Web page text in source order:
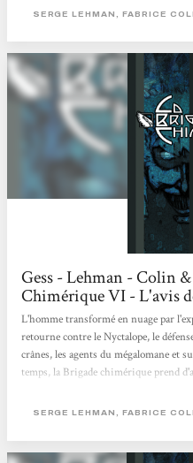
londonien, est le protecteur officiel de
SERGE LEHMAN, FABRICE
Gess - Lehman - Colin
Chimérique VI - L'avis
L'homme transformé en nuage par
retourne contre le Nyctalope, le
crânes, les agents du mégalomane et
temps, la Brigade chimérique prend
tome 6 s'achève la saga de la
culture populaire...
SERGE LEHMAN, FABRICE